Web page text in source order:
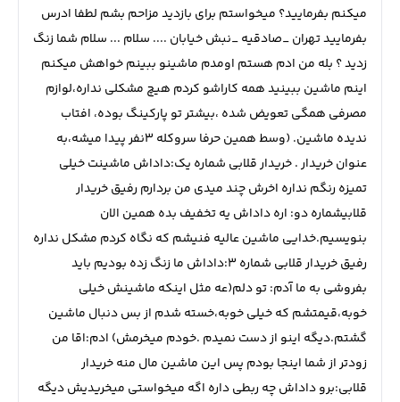
میکنم بفرمایید؟ میخواستم برای بازدید مزاحم بشم لطفا ادرس
بفرمایید تهران _صادقیه _نبش خیابان .... سلام ... سلام شما زنگ
زدید ؟ بله من ادم هستم اومدم ماشینو ببینم خواهش میکنم
اینم ماشین ببینید همه کاراشو کردم هیچ مشکلی نداره،لوازم
مصرفی همگی تعویض شده ،بیشتر تو پارکینگ بوده، افتاب
ندیده ماشین. (وسط همین حرفا سروکله ۳نفر پیدا میشه،به
عنوان خریدار . خریدار قلابی شماره یک:داداش ماشینت خیلی
تمیزه رنگم نداره اخرش چند میدی من بردارم رفیق خریدار
قلابیشماره دو: اره داداش یه تخفیف بده همین الان
بنویسیم.خدایی ماشین عالیه فنیشم که نگاه کردم مشکل نداره
رفیق خریدار قلابی شماره ۳:داداش ما زنگ زده بودیم باید
بفروشی به ما آدم: تو دلم(عه مثل اینکه ماشینش خیلی
خوبه،قیمتشم که خیلی خوبه،خسته شدم از بس دنبال ماشین
گشتم.دیگه اینو از دست نمیدم .خودم میخرمش) ادم:اقا من
زودتر از شما اینجا بودم پس این ماشین مال منه خریدار
قلابی:برو داداش چه ربطی داره اگه میخواستی میخریدیش دیگه